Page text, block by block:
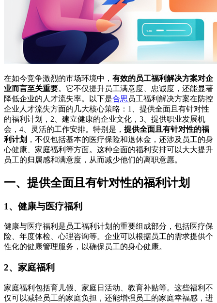
在如今竞争激烈的市场环境中， 有效的员工福利解决方案对企
业而言至关重要。它不仅提升员工满意度、忠诚度，还能显著
降低企业的人才流失率。以下是合思 员工福利解决方案在防控
企业人才流失方面的几大核心策略：1、提供全面且有针对性
的福利计划，2、建立健康的企业文化，3、提供职业发展机
会，4、灵活的工作安排。特别是， 提供全面且有针对性的福
利计划 ，不仅包括基本的医疗保险和退休金，还涉及员工的身
心健康、家庭福利等方面。这种全面的福利安排可以大大提升
员工的归属感和满意度，从而减少他们的离职意愿。
一、提供全面且有针对性的福利计划
1、健康与医疗福利
健康与医疗福利是员工福利计划的重要组成部分，包括医疗保
险、年度体检、心理咨询等。企业可以根据员工的需求提供个
性化的健康管理服务，以确保员工的身心健康。
2、家庭福利
家庭福利包括育儿假、家庭日活动、教育补贴等。这些福利不
仅可以减轻员工的家庭负担，还能增强员工的家庭幸福感，进